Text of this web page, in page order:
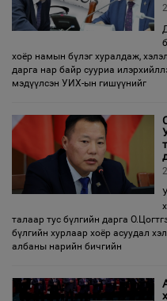
хоёр намын бүлэг хуралдаж,
дарга нар байр сууриа
мэдүүлсэн УИХ-ын гишүүнийг
талаар тус бүлгийн дарга
бүлгийн хурлаар хоёр асуудал
албаны нарийн бичгийн